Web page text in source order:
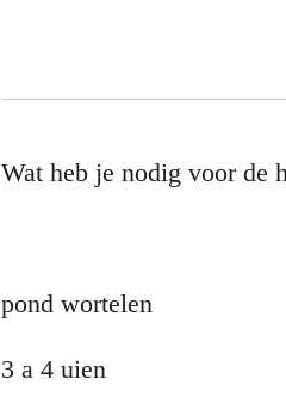
Wat heb je nodig voor de
pond wortelen
3 a 4 uien